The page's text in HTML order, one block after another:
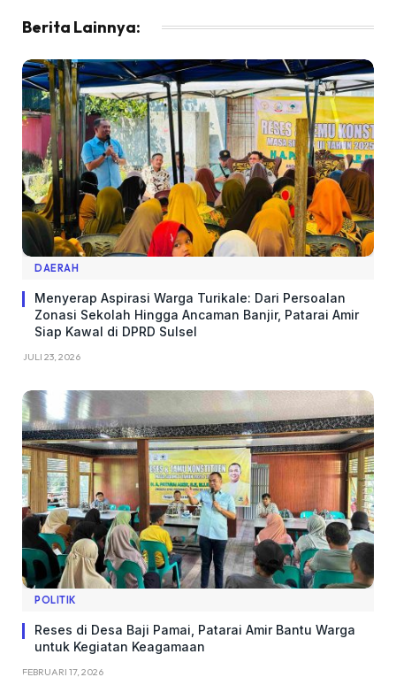
Berita Lainnya:
DAERAH
Menyerap Aspirasi Warga Turikale: Dari Persoalan
Zonasi Sekolah Hingga Ancaman Banjir, Patarai Amir
Siap Kawal di DPRD Sulsel
JULI 23, 2026
POLITIK
Reses di Desa Baji Pamai, Patarai Amir Bantu Warga
untuk Kegiatan Keagamaan
FEBRUARI 17, 2026